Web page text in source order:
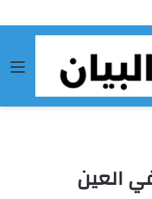
العين